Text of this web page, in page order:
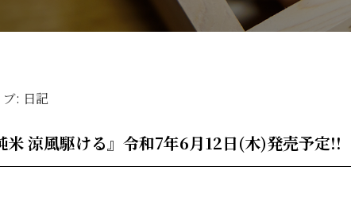
: 日記
米 涼風駆ける』令和7年6月12日(木)発売予定!!